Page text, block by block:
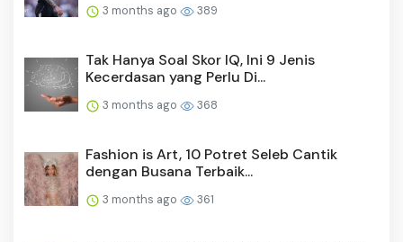
3 months ago 389
Tak Hanya Soal Skor IQ, Ini 9 Jenis
Kecerdasan yang Perlu Di...
3 months ago 368
Fashion is Art, 10 Potret Seleb Cantik
dengan Busana Terbaik...
3 months ago 361